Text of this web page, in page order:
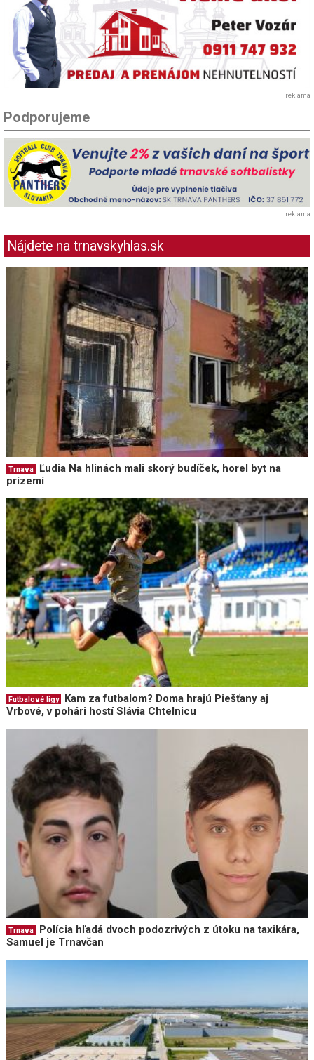
reklama
Podporujeme
reklama
Nájdete na trnavskyhlas.sk
Trnava
Ľudia Na hlinách mali skorý budíček, horel byt na
prízemí
Futbalové ligy
Kam za futbalom? Doma hrajú Piešťany aj
Vrbové, v pohári hostí Slávia Chtelnicu
Trnava
Polícia hľadá dvoch podozrivých z útoku na taxikára,
Samuel je Trnavčan